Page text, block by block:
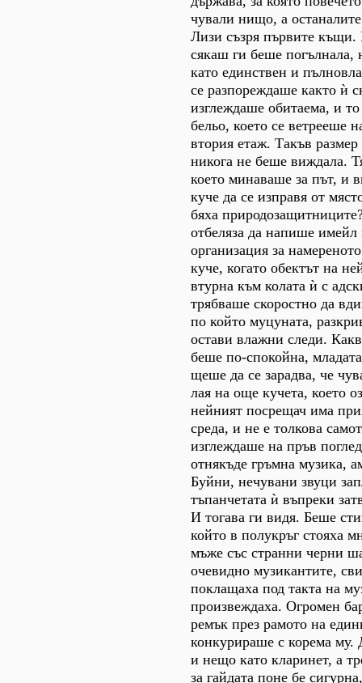
чували нищо, а
Лизи съзря първите къщи.
сякаш ги беше погълнала,
като единствен и
се разпореждаше както ѝ
изглеждаше обитаема, и
бельо, което се ветрееше
втория етаж. Такъв
никога не беше виждала.
което минаваше за път, и
куче да се изправя от
бяха
отбеляза да напише имейл
организация за
куче, когато обектът на
втурна към колата ѝ с
трябваше скоростно да
по който муцуната,
остави влажни следи.
беше по-спокойна,
щеше да се зарадва, че
лая на още кучета, което
нейният посрещач има
среда, и не е толкова
изглеждаше на пръв
отнякъде гръмна музика,
Буйни, нечувани звуци
тъпанчетата ѝ въпреки
И тогава ги видя. Беше
който в полукръг стояха
мъже със странни черни
очевидно музикантите,
поклащаха под такта на
произвеждаха. Огромен
ремък през рамото на
конкурираше с корема му.
и нещо като кларинет, а
за гайдата поне бе